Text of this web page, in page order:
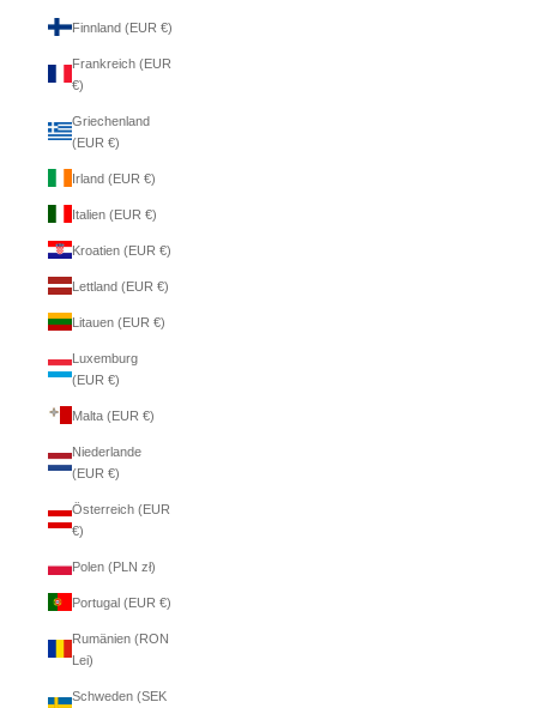
Finnland (EUR €)
Frankreich (EUR
€)
Griechenland
(EUR €)
Irland (EUR €)
Italien (EUR €)
Kroatien (EUR €)
Lettland (EUR €)
Litauen (EUR €)
Luxemburg
(EUR €)
Malta (EUR €)
Niederlande
(EUR €)
Österreich (EUR
€)
Polen (PLN zł)
Portugal (EUR €)
Rumänien (RON
Lei)
Schweden (SEK